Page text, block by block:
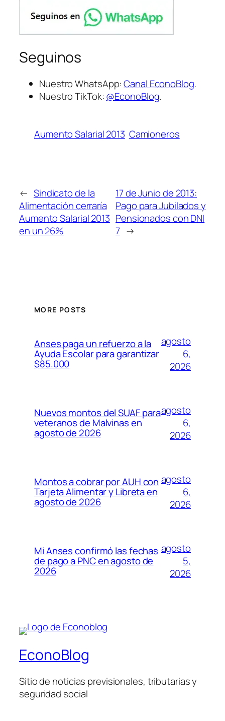
Seguinos
Nuestro WhatsApp:Canal EconoBlog.
Nuestro TikTok:@EconoBlog.
Aumento Salarial 2013 Camioneros
← Sindicato de la
Alimentación cerraría
Aumento Salarial 2013
en un 26%
17 de Junio de 2013:
Pago para Jubilados y
Pensionados con DNI
7 →
MORE POSTS
Anses paga un refuerzo a la
Ayuda Escolar para garantizar
$85.000
agosto
6,
2026
Nuevos montos del SUAF para
veteranos de Malvinas en
agosto de 2026
agosto
6,
2026
Montos a cobrar por AUH con
Tarjeta Alimentar y Libreta en
agosto de 2026
agosto
6,
2026
Mi Anses confirmó las fechas
de pago a PNC en agosto de
2026
agosto
5,
2026
EconoBlog
Sitio de noticias previsionales, tributarias y
seguridad social